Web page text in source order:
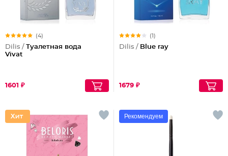
(4)
Dilis / Туалетная вода
Vivat
1601 ₽
(1)
Dilis / Blue ray
1679 ₽
Рекомендуем